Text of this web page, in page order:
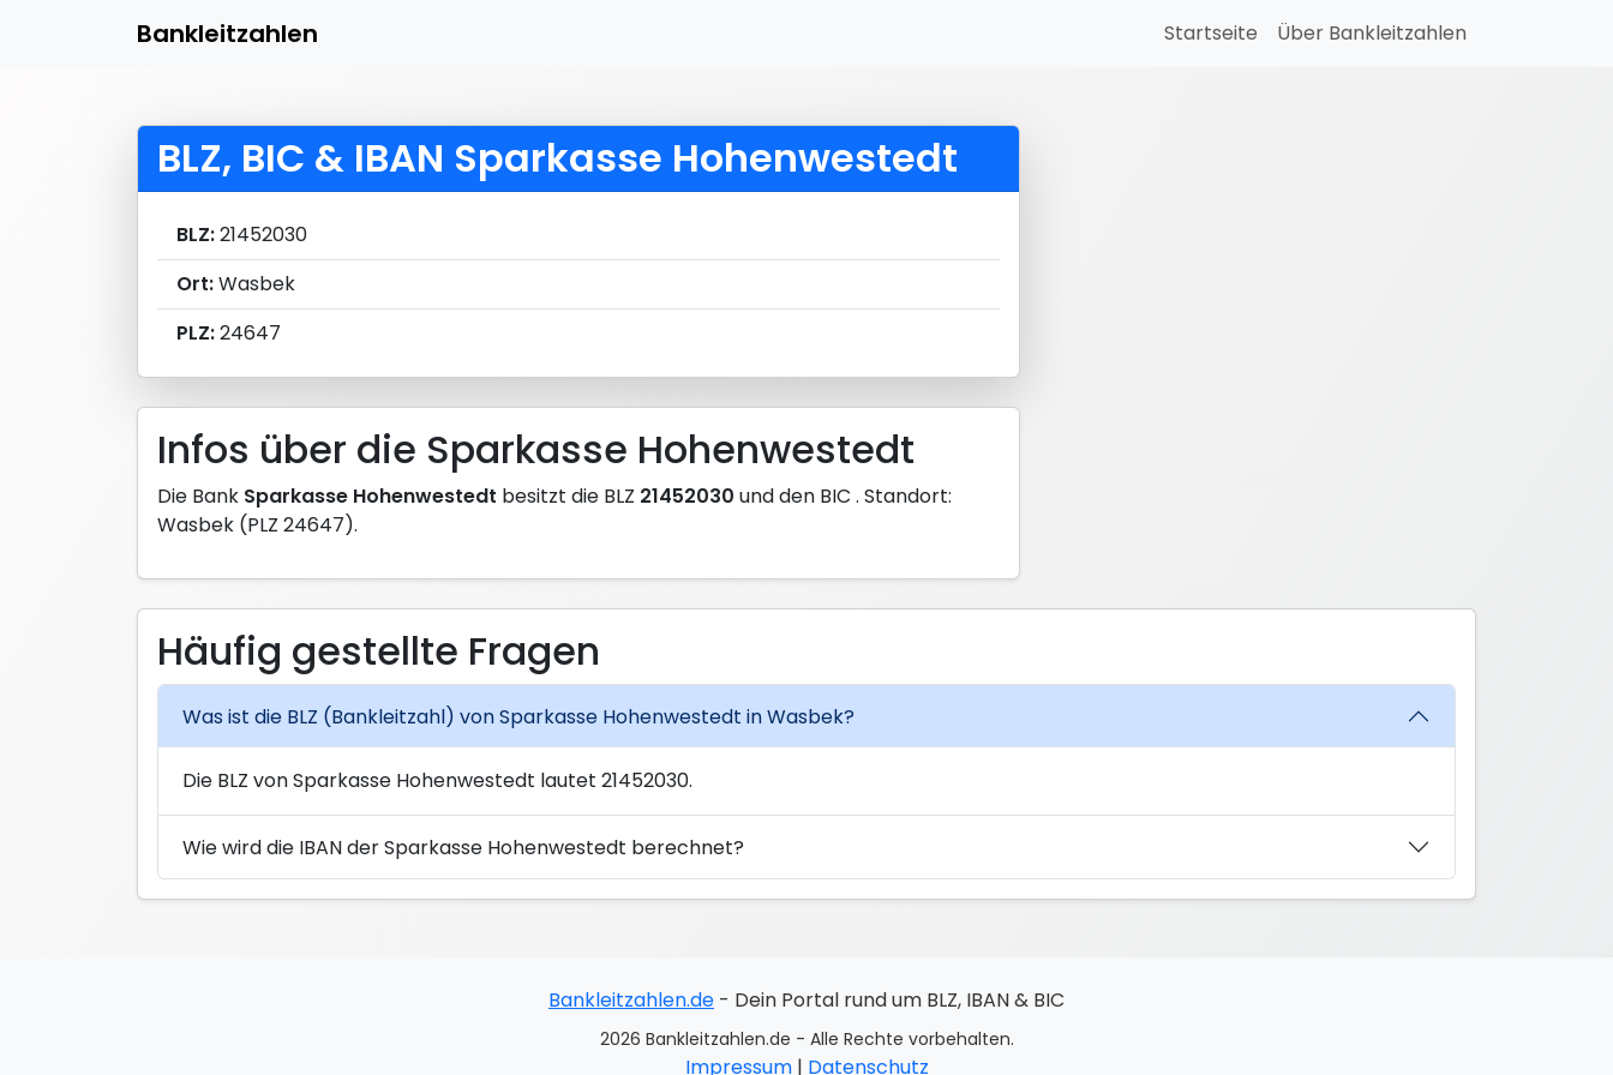
Bankleitzahlen Startseite Über Bankleitzahlen
BLZ, BIC & IBAN Sparkasse Hohenwestedt
BLZ:21452030
Ort:Wasbek
PLZ:24647
Infos über die Sparkasse Hohenwestedt
Die Bank Sparkasse Hohenwestedt besitzt die BLZ 21452030 und den BIC . Standort:
Wasbek (PLZ 24647).
Häufig gestellte Fragen
Was ist die BLZ (Bankleitzahl) von Sparkasse Hohenwestedt in Wasbek?
Die BLZ von Sparkasse Hohenwestedt lautet 21452030.
Wie wird die IBAN der Sparkasse Hohenwestedt berechnet?
Bankleitzahlen.de - Dein Portal rund um BLZ, IBAN & BIC
2026 Bankleitzahlen.de - Alle Rechte vorbehalten.
Impressum| Datenschutz